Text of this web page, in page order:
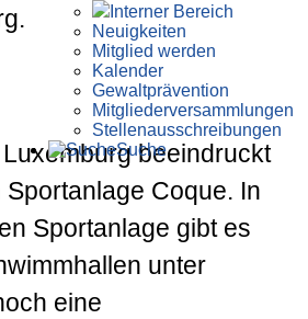
Interner Bereich
Neuigkeiten
Mitglied werden
Kalender
Gewaltprävention
Mitglieder­versammlungen
Stellen­aus­schrei­bungen
Suchebeeindruckt
Coque. In
Sportanlage gibt es
unter
eine